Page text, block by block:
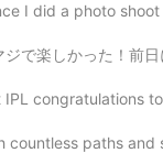
I did a photo
によるといい天気だけど私の期待して
IPL
countless paths and